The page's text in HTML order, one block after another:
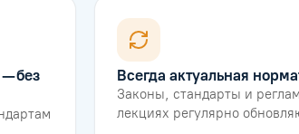
без
Всегда актуальная
Законы, стандарты и
лекциях регулярно